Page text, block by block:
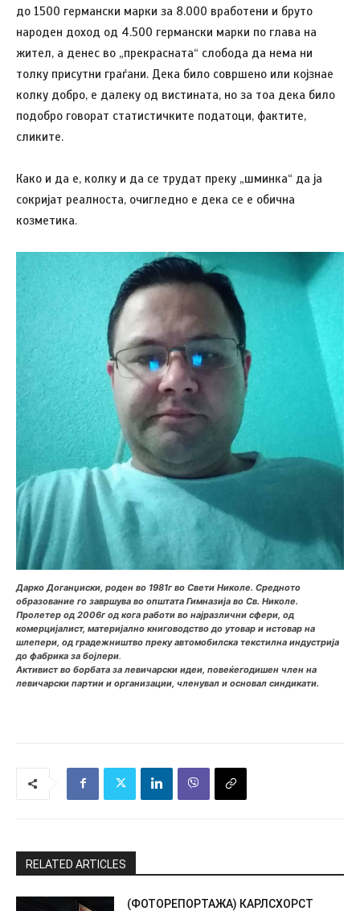
до 1500 германски марки за 8.000 вработени и бруто
народен доход од 4.500 германски марки по глава на
жител, а денес во „прекрасната“ слобода да нема ни
толку присутни граѓани. Дека било совршено или којзнае
колку добро, е далеку од вистината, но за тоа дека било
подобро говорат статистичките податоци, фактите,
сликите.
Како и да е, колку и да се трудат преку „шминка“ да ја
сокријат реалноста, очигледно е дека се е обична
козметика.
Дарко Доганџиски, роден во 1981г во Свети Николе. Средното
образование го завршува во општата Гимназија во Св. Николе.
Пролетер од 2006г од кога работи во најразлични сфери, од
комерцијалист, материјално книговодство до утовар и истовар на
шлепери, од градежништво преку автомобилска текстилна индустрија
до фабрика за бојлери.
Активист во борбата за левичарски идеи, повеќегодишен член на
левичарски партии и организации , членувал и основал синдикати.
RELATED ARTICLES
(ФОТОРЕПОРТАЖА) КАРЛСХОРСТ